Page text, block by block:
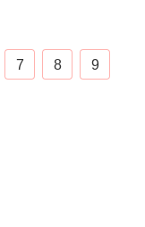
7 8
9